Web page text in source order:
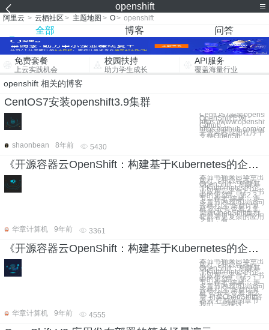
openshift
阿里云 > 云栖社区 > 主题地图 > O> openshift
全部 博客 问答
免费套餐
上云实践机会
校园扶持
助力学生成长
API服务
覆盖海量行业
openshift 相关的博客
CentOS7安装openshift3.9集群
CentOS7安装
OpenShift官网：
https://
Github：
https://github.com/
开源容器应用程序平
支持OpenSh
shaonbean
8年前 5430
《开源容器云OpenShift：构建基于Kubernetes的企业应用云平台》一2.3 完善OpenShift集群
本节书摘来自华章出
版社《开源容器云
OpenShift：构建基
于Kubernetes的企
业应用云平台》一书
中的第2章，第2.3
节，作者 陈耿 ，更
多章节内容可以访问
云栖社区“华章计算
机”公众号查看 2.3
完善OpenShift集群
在部署更复杂的应用
之前，有
华章计算机
9年前 3361
《开源容器云OpenShift：构建基于Kubernetes的企业应用云平台》一第2章 初探OpenShift容器云2.1 启动OpenShift Origin
本节书摘来自华章出
版社《开源容器云
OpenShift：构建基
于Kubernetes的企
业应用云平台》一书
中的第2章，第2.1
节，作者 陈耿 ，更
多章节内容可以访问
云栖社区“华章计算
机”公众号查看 第2
章 初探OpenShift容
器云 在前面的章节
我们一起探讨
华章计算机
9年前 4555